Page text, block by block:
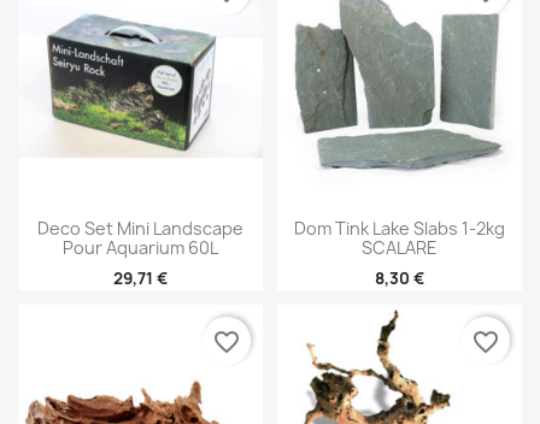
Deco Set Mini Landscape
Pour Aquarium 60L
29,71 €
Dom Tink Lake Slabs 1-2kg
SCALARE
8,30 €
favorite_border favorite_border